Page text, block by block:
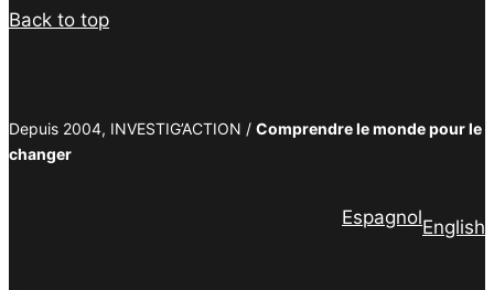
Back to top
Depuis 2004, INVESTIG’ACTION / Comprendre le monde pour le
changer
EspagnolEnglish